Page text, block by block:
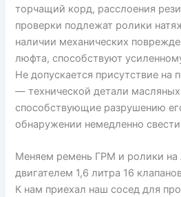
торчащий корд, расслоения
проверки подлежат ролики
наличии механических
люфта, способствуют
Не допускается присутствие на
— технической детали масляных
способствующие разрушению
обнаружении немедленно
Меняем ремень ГРМ и ролики на
двигателем 1,6 литра 16
К нам приехал наш сосед для